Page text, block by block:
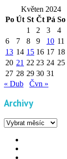
Květen 2024
Po Út St Čt Pá So
1
2 3 4
6
7 8 9 10 11
13 14 15 16 17 18
20 21 22 23 24 25
27 28 29 30 31
« Dub
Čvn »
Archivy
Archivy